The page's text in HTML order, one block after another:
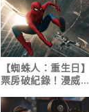
【蜘蛛人：重生日】
票房破紀錄！漫威總
讚！